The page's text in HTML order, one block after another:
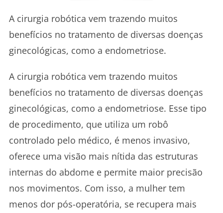
A cirurgia robótica vem trazendo muitos
benefícios no tratamento de diversas doenças
ginecológicas, como a endometriose.
A cirurgia robótica vem trazendo muitos
benefícios no tratamento de diversas doenças
ginecológicas, como a endometriose. Esse tipo
de procedimento, que utiliza um robô
controlado pelo médico, é menos invasivo,
oferece uma visão mais nítida das estruturas
internas do abdome e permite maior precisão
nos movimentos. Com isso, a mulher tem
menos dor pós-operatória, se recupera mais